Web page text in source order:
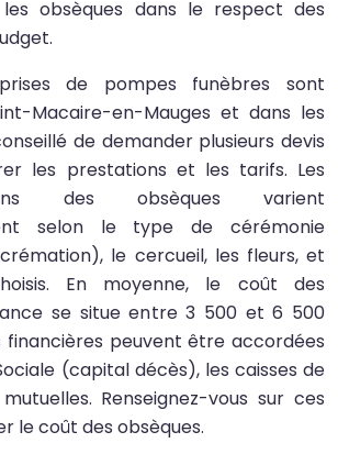
obsèques dans le respect des
de pompes funèbres sont
Macaire-en-Mauges et dans les
de demander plusieurs devis
les prestations et les tarifs. Les
des obsèques varient
selon le type de cérémonie
le cercueil, les fleurs, et
En moyenne, le coût des
se situe entre 3 500 et 6 500
financières peuvent être accordées
(capital décès), les caisses de
Renseignez-vous sur ces
le coût des obsèques.